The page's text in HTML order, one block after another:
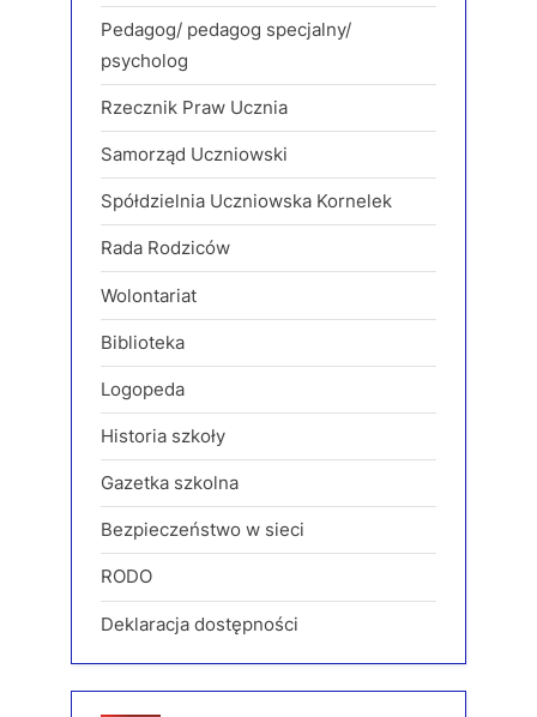
Pedagog/ pedagog specjalny/
psycholog
Rzecznik Praw Ucznia
Samorząd Uczniowski
Spółdzielnia Uczniowska Kornelek
Rada Rodziców
Wolontariat
Biblioteka
Logopeda
Historia szkoły
Gazetka szkolna
Bezpieczeństwo w sieci
RODO
Deklaracja dostępności